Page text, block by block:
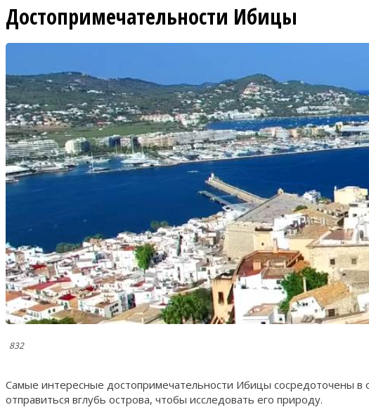
Достопримечательности Ибицы
832
Самые интересные достопримечательности Ибицы сосредоточены
отправиться вглубь острова, чтобы исследовать его природу.